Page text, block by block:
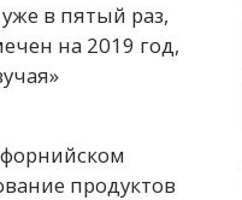
в пятый раз,
на 2019 год,
продуктов